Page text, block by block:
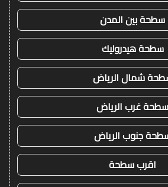
سطحة بين المدن
سطحة هيدروليك
شمال الرياض
سطحة غرب الرياض
جنوب الرياض
اقرب سطحة